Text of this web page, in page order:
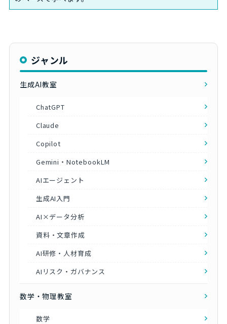
ジャンル
生成AI教室
ChatGPT
Claude
Copilot
Gemini・NotebookLM
AIエージェント
生成AI入門
AI×データ分析
資料・文章作成
AI研修・人材育成
AIリスク・ガバナンス
数学・物理教室
数学